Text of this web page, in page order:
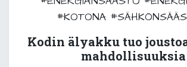
#KOTONA
Kodin älyakku tuo
mahdollisuuksia